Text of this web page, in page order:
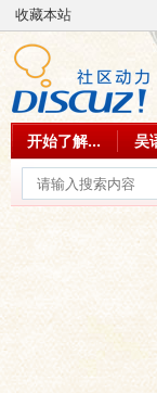
收藏本站
开始了解... 吴